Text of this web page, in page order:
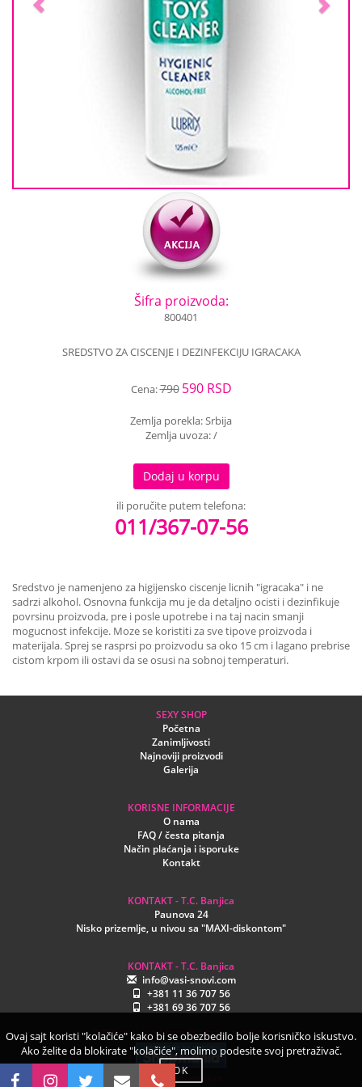
Šifra proizvoda:
800401
SREDSTVO ZA CISCENJE I DEZINFEKCIJU IGRACAKA
Cena:790 590 RSD
Zemlja porekla: Srbija
Zemlja uvoza: /
Dodaj u korpu
ili poručite putem telefona:
011/367-07-56
Sredstvo je namenjeno za higijensko ciscenje licnih "igracaka" i ne
sadrzi alkohol. Osnovna funkcija mu je da detaljno ocisti i dezinfikuje
povrsinu proizvoda, pre i posle upotrebe i na taj nacin smanji
mogucnost infekcije. Moze se koristiti za sve tipove proizvoda i
materijala. Sprej se rasprsi po proizvodu sa oko 15 cm i lagano prebrise
cistom krpom ili ostavi da se osusi na sobnoj temperaturi.
SEXY SHOP
Početna
Zanimljivosti
Najnoviji proizvodi
Galerija
KORISNE INFORMACIJE
O nama
FAQ / česta pitanja
Način plaćanja i isporuke
Kontakt
KONTAKT - T.C. Banjica
Paunova 24
Nisko prizemlje, u nivou sa "MAXI-diskontom"
KONTAKT - T.C. Banjica
info@vasi-snovi.com
+381 11 36 707 56
+381 69 36 707 56
©2026.vasi-snovi.com. Sva prava zadržana.
www.creativeweb.rs
Ovaj sajt koristi "kolačiće" kako bi se obezbedilo bolje korisničko iskustvo.
Ako želite da blokirate "kolačiće", molimo podesite svoj pretraživač.
OK